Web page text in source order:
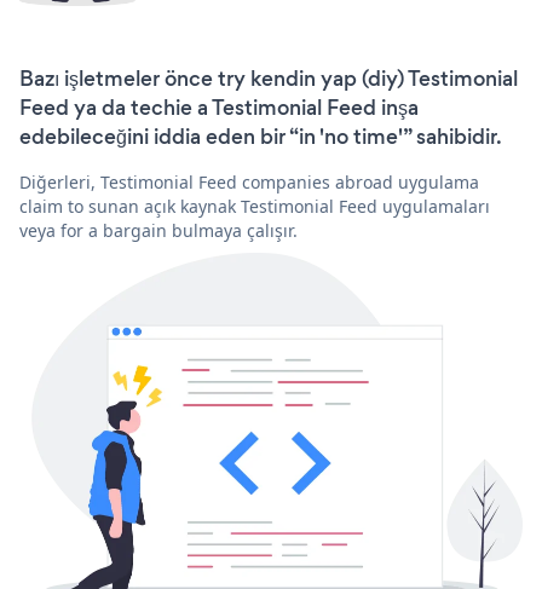
Bazı işletmeler önce try kendin yap (diy) Testimonial
Feed ya da techie a Testimonial Feed inşa
edebileceğini iddia eden bir “in 'no time'” sahibidir.
Diğerleri, Testimonial Feed companies abroad uygulama
claim to sunan açık kaynak Testimonial Feed uygulamaları
veya for a bargain bulmaya çalışır.